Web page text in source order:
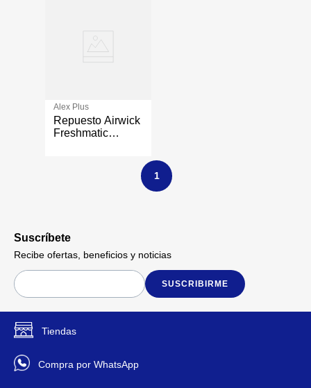
Alex Plus
Repuesto Airwick
Freshmatic
1
Suscríbete
Recibe ofertas, beneficios y noticias
SUSCRIBIRME
Tiendas
Compra por WhatsApp